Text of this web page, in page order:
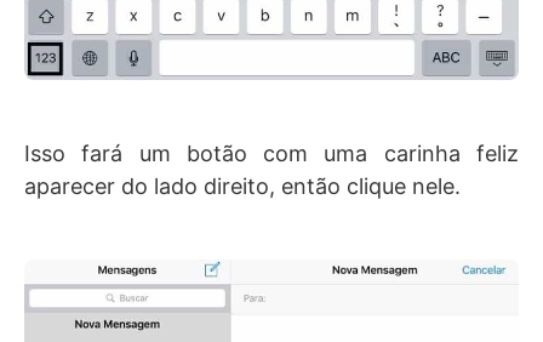
Isso fará um botão com uma carinha feliz
aparecer do lado direito, então clique nele.